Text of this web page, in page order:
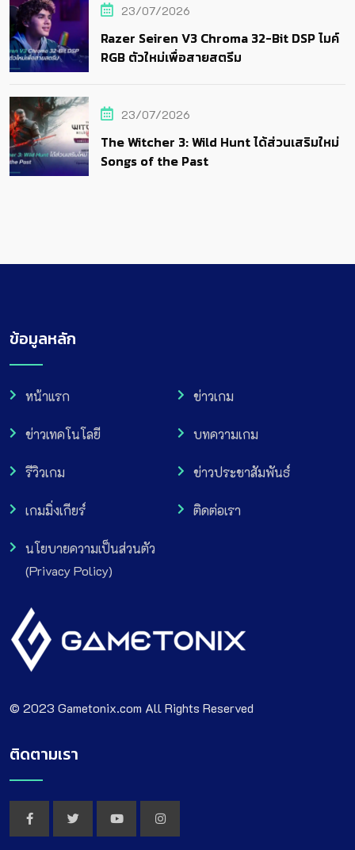
23/07/2026
Razer Seiren V3 Chroma 32-Bit DSP ไมค์
RGB ตัวใหม่เพื่อสายสตรีม
23/07/2026
The Witcher 3: Wild Hunt ได้ส่วนเสริมใหม่
Songs of the Past
ข้อมูลหลัก
หน้าแรก ข่าวเกม
ข่าวเทคโนโลยี บทความเกม
รีวิวเกม ข่าวประชาสัมพันธ์
เกมมิ่งเกียร์ ติดต่อเรา
นโยบายความเป็นส่วนตัว
(Privacy Policy)
© 2023 Gametonix.com All Rights Reserved
ติดตามเรา